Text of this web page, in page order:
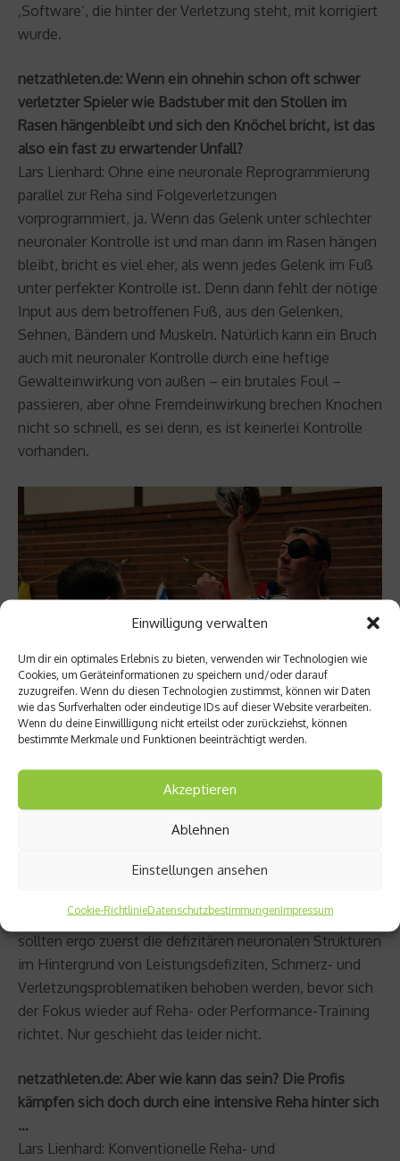
Einwilligung verwalten
Um dir ein optimales Erlebnis zu bieten, verwenden wir Technologien wie
Cookies, um Geräteinformationen zu speichern und/oder darauf
zuzugreifen. Wenn du diesen Technologien zustimmst, können wir Daten
wie das Surfverhalten oder eindeutige IDs auf dieser Website verarbeiten.
Wenn du deine Einwillligung nicht erteilst oder zurückziehst, können
bestimmte Merkmale und Funktionen beeinträchtigt werden.
Akzeptieren
Ablehnen
Einstellungen ansehen
Cookie-RichtlinieDatenschutzbestimmungenImpressum
‚Software’, die hinter der Verletzung steht, mit korrigiert
wurde.
netzathleten.de: Wenn ein ohnehin schon oft schwer
verletzter Spieler wie Badstuber mit den Stollen im
Rasen hängenbleibt und sich den Knöchel bricht, ist das
also ein fast zu erwartender Unfall?
Lars Lienhard: Ohne eine neuronale Reprogrammierung
parallel zur Reha sind Folgeverletzungen
vorprogrammiert, ja. Wenn das Gelenk unter schlechter
neuronaler Kontrolle ist und man dann im Rasen hängen
bleibt, bricht es viel eher, als wenn jedes Gelenk im Fuß
unter perfekter Kontrolle ist. Denn dann fehlt der nötige
Input aus dem betroffenen Fuß, aus den Gelenken,
Sehnen, Bändern und Muskeln. Natürlich kann ein Bruch
auch mit neuronaler Kontrolle durch eine heftige
Gewalteinwirkung von außen – ein brutales Foul –
passieren, aber ohne Fremdeinwirkung brechen Knochen
nicht so schnell, es sei denn, es ist keinerlei Kontrolle
vorhanden.
©FoP; Lars Lienhard beim Training mit Dominik Klein
von THW Kiel
netzathleten.de: Im Gehirn entscheidet sich, ob sich ein
Spieler verletzt oder nicht?
Lars Lienhard: Das Gehirn ist unsere
jegliche Analyse von Bewegung und Verletzungen und
Athletikprogramme sein. Vor jeder Trainingsmaßnahme
sollten ergo zuerst die defizitären neuronalen Strukturen
im Hintergrund von Leistungsdefiziten, Schmerz- und
Verletzungsproblematiken behoben werden, bevor sich
der Fokus wieder auf Reha- oder Performance-Training
richtet. Nur geschieht das leider nicht.
netzathleten.de: Aber wie kann das sein? Die Profis
kämpfen sich doch durch eine intensive Reha hinter sich
…
Lars Lienhard: Konventionelle Reha- und